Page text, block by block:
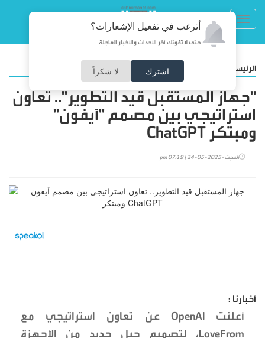
أترغب في تفعيل الإشعارات؟
حتى لا تفوتك آخر الأحداث والأخبار العاجلة
اشترك لا شكراً الرئيسية
"جهاز المستقبل قيد التطوير".. تعاون
استراتيجي بين مصمم "آيفون"
ومبتكر ChatGPT
السبت-2025-05-24 | 07:19 pm
أخبارنا :
أعلنت OpenAI عن تعاون استراتيجي مع
LoveFrom، لتصميم جيل جديد من الأجهزة